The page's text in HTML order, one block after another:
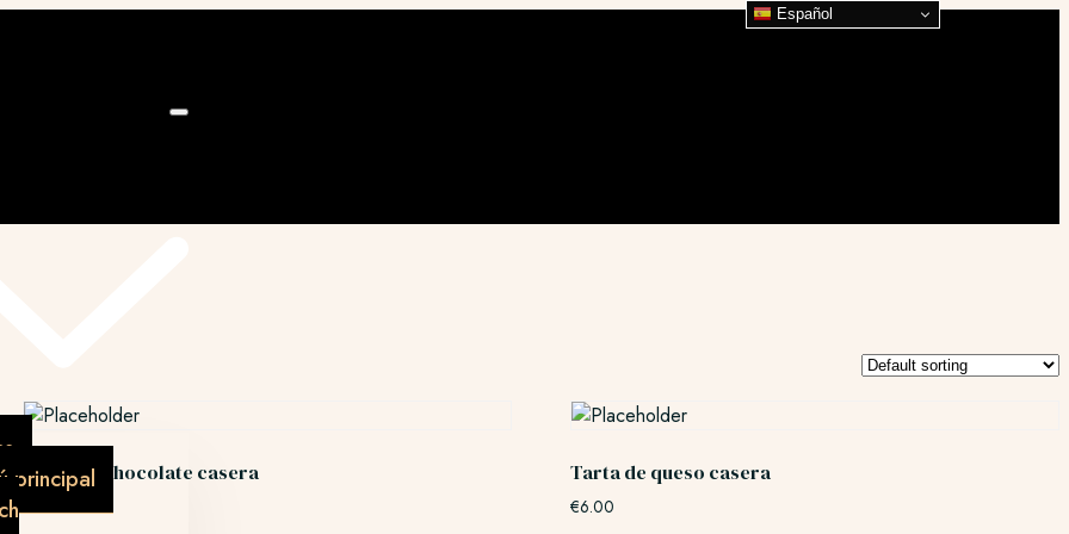
principal
Tarta de chocolate casera Tarta de queso casera
€6.00
Español